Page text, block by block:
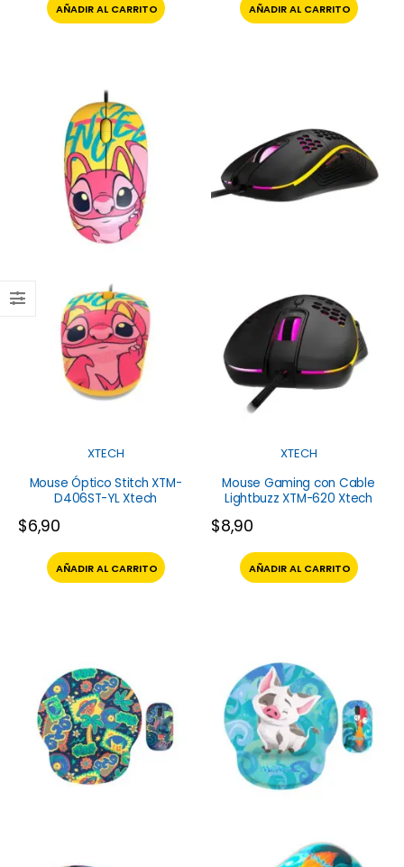
AÑADIR AL CARRITO AÑADIR AL CARRITO
XTECH
Mouse Óptico Stitch XTM-
D406ST-YL Xtech
$6,90
AÑADIR AL CARRITO
XTECH
Mouse Gaming con Cable
Lightbuzz XTM-620 Xtech
$8,90
AÑADIR AL CARRITO